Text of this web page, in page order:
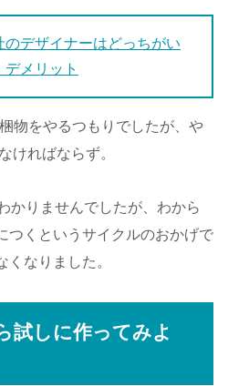
デザイナーはどっちがい
メリット
物をやるつもりでしたが、や
ければならず。
かりませんでしたが、わから
くというサイクルのおかげで
なりました。
試しに作ってみよ